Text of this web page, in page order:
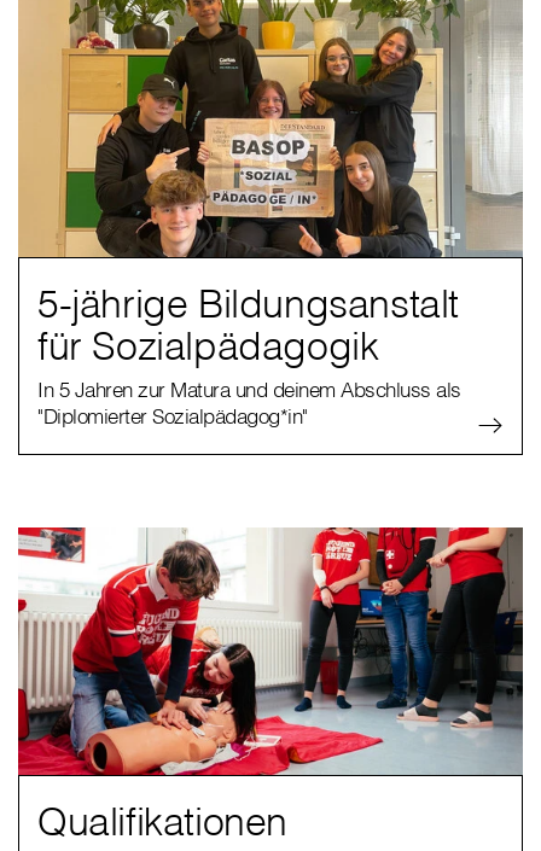
5-jährige Bildungsanstalt
für Sozialpädagogik
In 5 Jahren zur Matura und deinem Abschluss als
"Diplomierter Sozialpädagog*in"
Qualifikationen